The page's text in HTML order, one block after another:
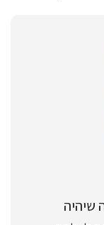
שיהיה